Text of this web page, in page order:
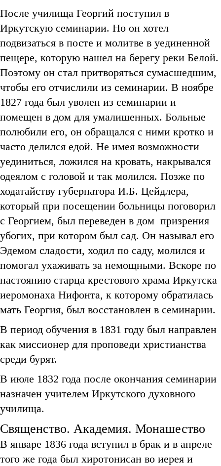
После училища Георгий поступил в
Иркутскую семинарии. Но он хотел
подвизаться в посте и молитве в уединенной
пещере, которую нашел на берегу реки Белой.
Поэтому он стал притворяться сумасшедшим,
чтобы его отчислили из семинарии. В ноябре
1827 года был уволен из семинарии и
помещен в дом для умалишенных. Больные
полюбили его, он обращался с ними кротко и
часто делился едой. Не имея возможности
уединиться, ложился на кровать, накрывался
одеялом с головой и так молился. Позже по
ходатайству губернатора И.Б. Цейдлера,
который при посещении больницы поговорил
с Георгием, был переведен в дом призрения
убогих, при котором был сад. Он называл его
Эдемом сладости, ходил по саду, молился и
помогал ухаживать за немощными. Вскоре по
настоянию старца крестового храма Иркутска
иеромонаха Нифонта, к которому обратилась
мать Георгия, был восстановлен в семинарии.
В период обучения в 1831 году был направлен
как миссионер для проповеди христианства
среди бурят.
В июле 1832 года после окончания семинарии
назначен учителем Иркутского духовного
училища.
Священство. Академия. Монашество
В январе 1836 года вступил в брак и в апреле
того же года был хиротонисан во иерея и